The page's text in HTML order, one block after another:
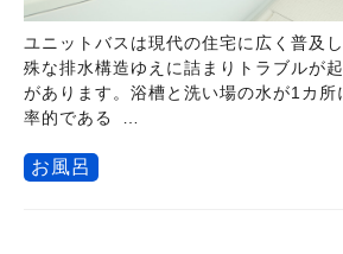
ユニットバスは現代の住宅に広く普及
殊な排水構造ゆえに詰まりトラブルが
があります。浴槽と洗い場の水が1カ所
率的である …
お風呂